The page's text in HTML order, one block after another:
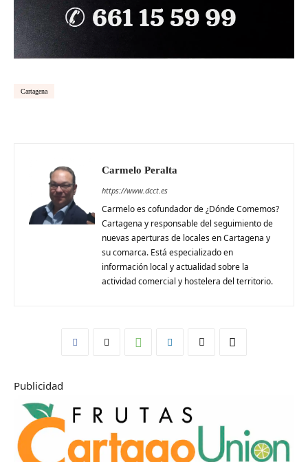
Cartagena
Carmelo Peralta
https://www.dcct.es
Carmelo es cofundador de ¿Dónde Comemos?
Cartagena y responsable del seguimiento de
nuevas aperturas de locales en Cartagena y
su comarca. Está especializado en
información local y actualidad sobre la
actividad comercial y hostelera del territorio.
Publicidad